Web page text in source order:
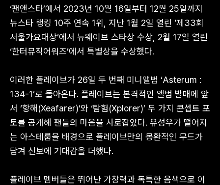
‘팬앤스타’에서 2023년 10월 16일부터 12월 25일까지
뉴스타 랭킹 10주 연속 1위, 지난 1월 2일 열린 ‘제33회
서울가요대상’에서 뉴웨이브 스타상 수상, 2월 17일 열린
‘한터뮤직어워즈’에서 특별상을 수상했다.
이러한 플레이브가 26일 두 번째 미니앨범 ‘Asterum :
134-1’로 돌아온다. 플레이브는 본격적인 앨범 발매에 앞
서 ‘항해(Xeafarer)’와 ‘탐험(Xplorer)’ 두 가지 콘셉트 포
토를 공개해 팬들의 마음을 사로잡았다. 유성우가 떨어지
는 아스테룸을 배경으로 플레이브만의 몽환적인 무드가
담겨 신보에 기대감을 더했다.
플레이브 멤버들은 뛰어난 가창력과 독특한 음색으로 이